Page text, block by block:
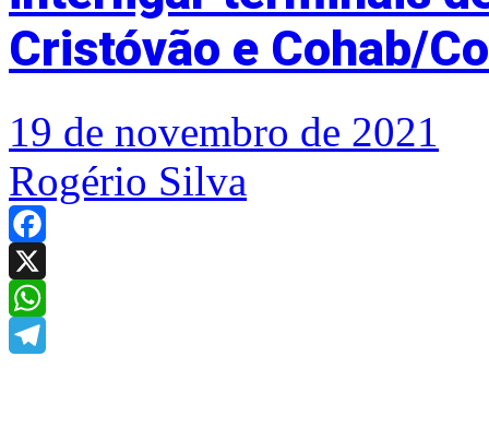
Cristóvão e Cohab/
19 de novembro de 2021
Rogério Silva
Facebook
X
WhatsApp